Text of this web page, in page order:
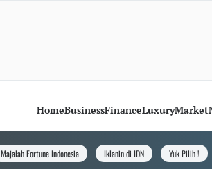
HomeBusinessFinanceLuxuryMarket
Majalah Fortune Indonesia Iklanin di IDN Yuk Pilih !